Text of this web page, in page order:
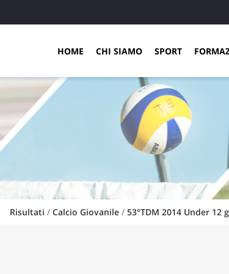
HOME CHI SIAMO SPORT
Risultati / Calcio Giovanile / 53°TDM 2014 Under 12